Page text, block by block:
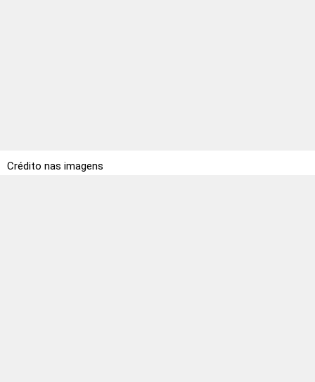
Crédito nas imagens